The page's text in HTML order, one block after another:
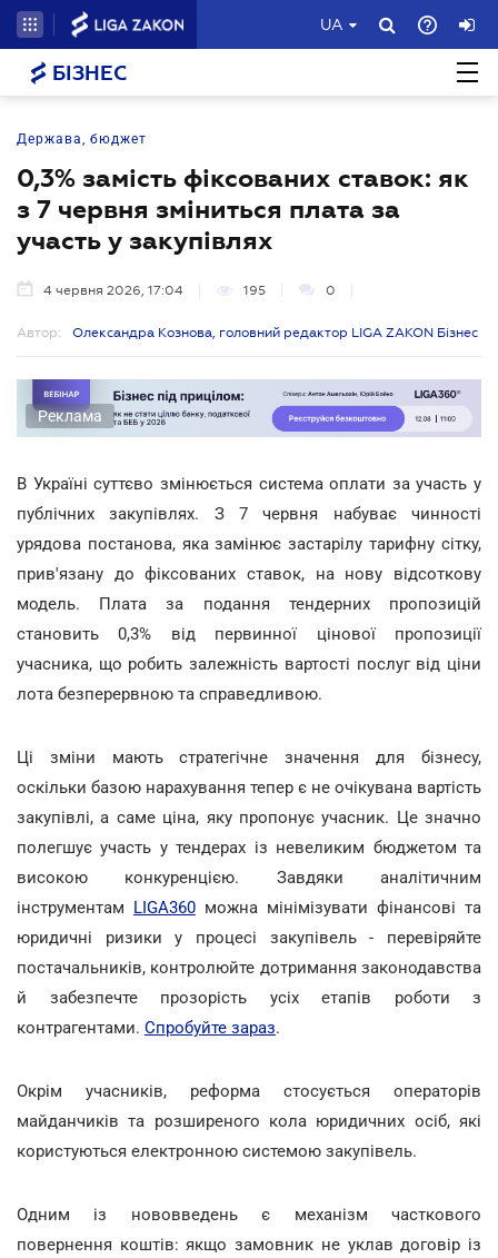
UA
БІЗНЕС
Держава, бюджет
0,3% замість фіксованих ставок: як
з 7 червня зміниться плата за
участь у закупівлях
4 червня 2026, 17:04 195 0
Автор: Олександра Кознова, головний редактор LIGA ZAKON Бізнес
Реклама
В Україні суттєво змінюється система оплати за участь у
публічних закупівлях. З 7 червня набуває чинності
урядова постанова, яка замінює застарілу тарифну сітку,
прив'язану до фіксованих ставок, на нову відсоткову
модель. Плата за подання тендерних пропозицій
становить 0,3% від первинної цінової пропозиції
учасника, що робить залежність вартості послуг від ціни
лота безперервною та справедливою.
Ці зміни мають стратегічне значення для бізнесу,
оскільки базою нарахування тепер є не очікувана вартість
закупівлі, а саме ціна, яку пропонує учасник. Це значно
полегшує участь у тендерах із невеликим бюджетом та
високою конкуренцією. Завдяки аналітичним
інструментам LIGA360 можна мінімізувати фінансові та
юридичні ризики у процесі закупівель - перевіряйте
постачальників, контролюйте дотримання законодавства
й забезпечте прозорість усіх етапів роботи з
контрагентами. Спробуйте зараз.
Окрім учасників, реформа стосується операторів
майданчиків та розширеного кола юридичних осіб, які
користуються електронною системою закупівель.
Одним із нововведень є механізм часткового
повернення коштів: якщо замовник не уклав договір із